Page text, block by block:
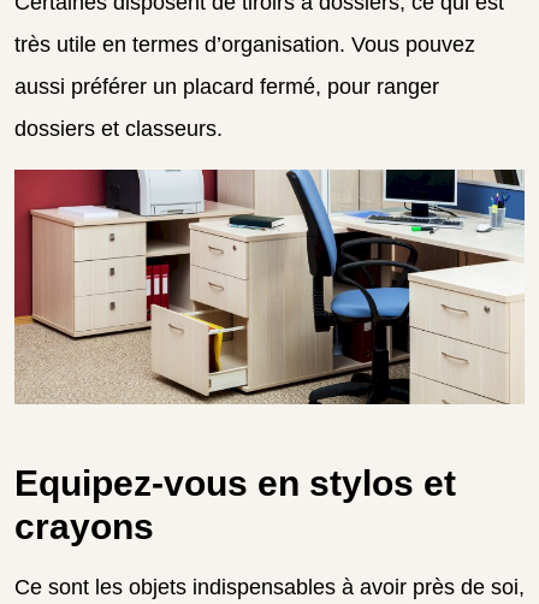
très utile en termes d’organisation. Vous pouvez
aussi préférer un placard fermé, pour ranger
dossiers et classeurs.
Equipez-vous en stylos et
crayons
Ce sont les objets indispensables à avoir près de soi,